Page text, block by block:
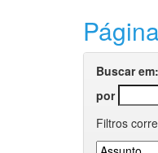
Buscar em:
por
Filtros